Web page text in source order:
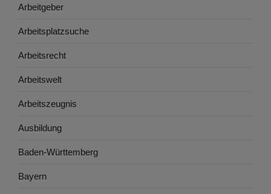
Arbeitgeber
Arbeitsplatzsuche
Arbeitsrecht
Arbeitswelt
Arbeitszeugnis
Ausbildung
Baden-Württemberg
Bayern